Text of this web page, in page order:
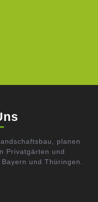
planen
Privatgärten und
und Thüringen.